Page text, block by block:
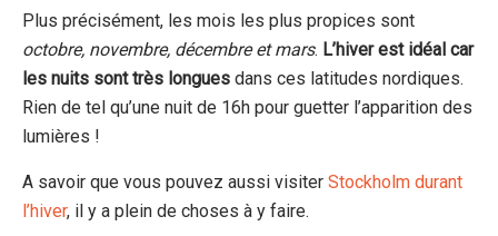
Plus précisément, les mois les plus propices sont
octobre, novembre, décembre et mars. L’hiver est idéal car
les nuits sont très longues dans ces latitudes nordiques.
Rien de tel qu’une nuit de 16h pour guetter l’apparition des
lumières !
A savoir que vous pouvez aussi visiter Stockholm durant
l’hiver, il y a plein de choses à y faire.